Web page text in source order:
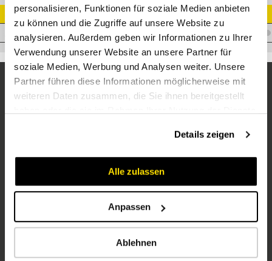
personalisieren, Funktionen für soziale Medien anbieten
zu können und die Zugriffe auf unsere Website zu
analysieren. Außerdem geben wir Informationen zu Ihrer
Verwendung unserer Website an unsere Partner für
soziale Medien, Werbung und Analysen weiter. Unsere
Partner führen diese Informationen möglicherweise mit
weiteren Daten zusammen, die Sie ihnen bereitgestellt
Details zeigen
Alle zulassen
Anpassen
Ablehnen
Artikel Nr.
R.65230003
Service